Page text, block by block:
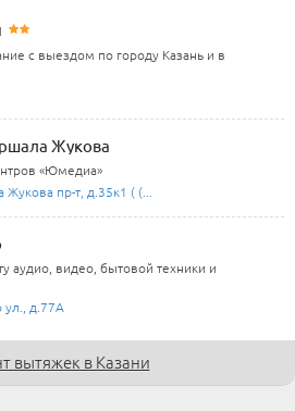
с выездом по городу Казань и в
Жукова
«Юмедиа»
пр-т, д.35к1 ( (...
аудио, видео, бытовой техники и
ул., д.77А
вытяжек в Казани